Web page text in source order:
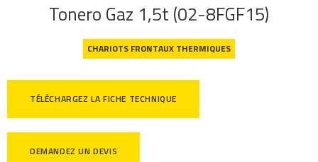
Tonero Gaz 1,5t (02-8FGF15)
CHARIOTS FRONTAUX THERMIQUES
TÉLÉCHARGEZ LA FICHE TECHNIQUE
DEMANDEZ UN DEVIS